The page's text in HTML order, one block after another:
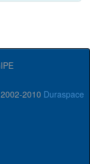
2010 Duraspace